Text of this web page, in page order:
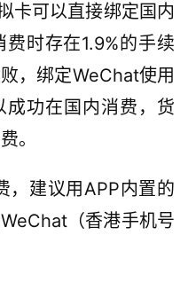
卡可以直接绑定国内
时存在1.9%的手续
，绑定WeChat使用
成功在国内消费，货
。
，建议用APP内置的
（香港手机号